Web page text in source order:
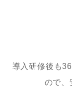
導入研修後も
ので、